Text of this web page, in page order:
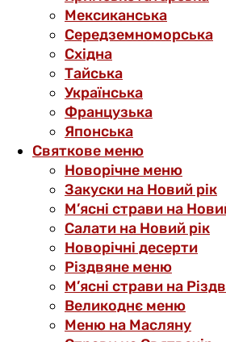
Мексиканська
Середземноморська
Східна
Тайська
Українська
Французька
Японська
Святкове меню
Новорічне меню
Закуски на Новий рік
М’ясні страви на
Салати на Новий рік
Новорічні десерти
Різдвяне меню
М’ясні страви на
Великоднє меню
Меню на Масляну